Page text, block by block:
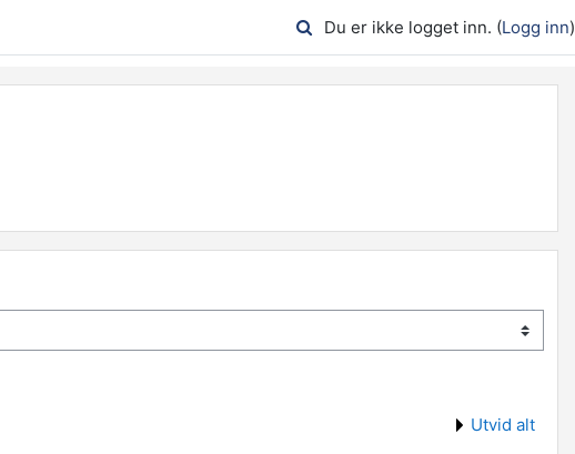
Du er ikke logget inn. (Logg inn)
Utvid alt